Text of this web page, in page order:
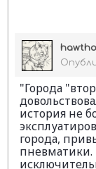
"Города
история не
города,